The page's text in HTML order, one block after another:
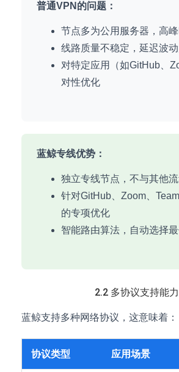
普通VPN的问题：
节点多为公用服务器，高
线路质量不稳定，延迟波
对特定应用（如GitHub、
对性优化
蓝鲸专线优势：
独立专线节点，不与其他
针对GitHub、Zoom、
的专项优化
智能路由算法，自动选择
2.2 多协议支持能力
蓝鲸支持多种网络协议，这意味着：
协议类型 应用场景